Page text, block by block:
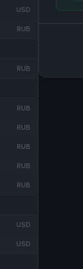
USD
RUB
RUB
RUB
RUB
RUB
RUB
RUB
USD
USD